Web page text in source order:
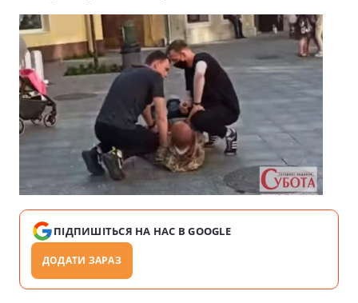
ПІДПИШІТЬСЯ НА НАС В GOOGLE
ДОДАТИ ЗАРАЗ